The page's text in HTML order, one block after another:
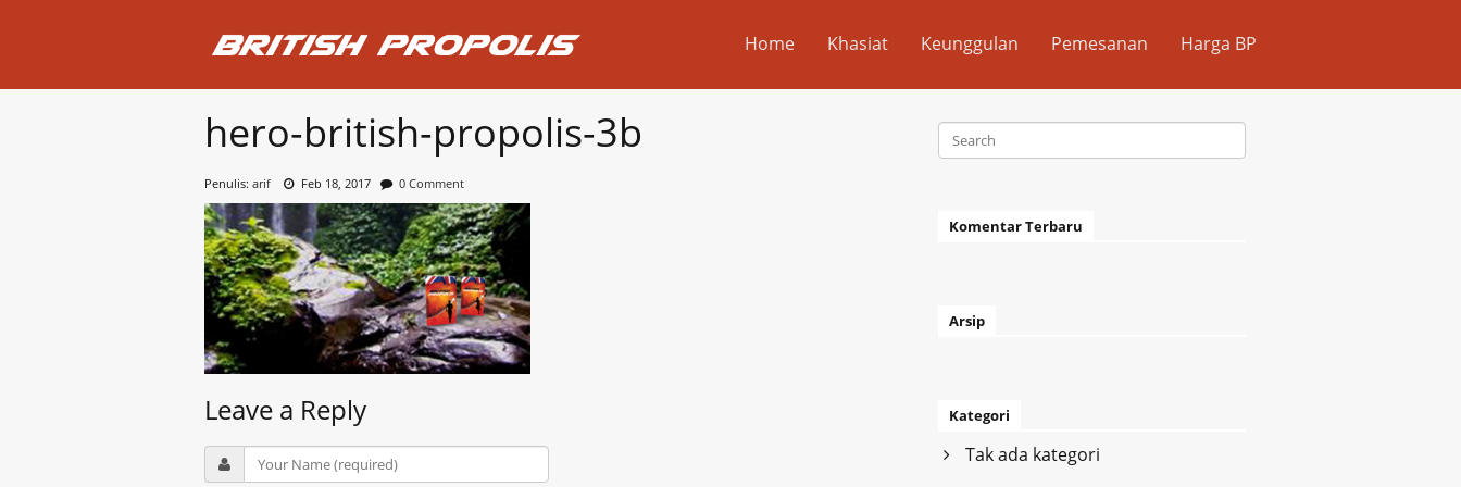
Home Khasiat Keunggulan Pemesanan Harga BP
hero-british-propolis-3b
Penulis: arif Feb 18, 2017 0 Comment
Leave a Reply
Komentar Terbaru
Arsip
Kategori
Tak ada kategori